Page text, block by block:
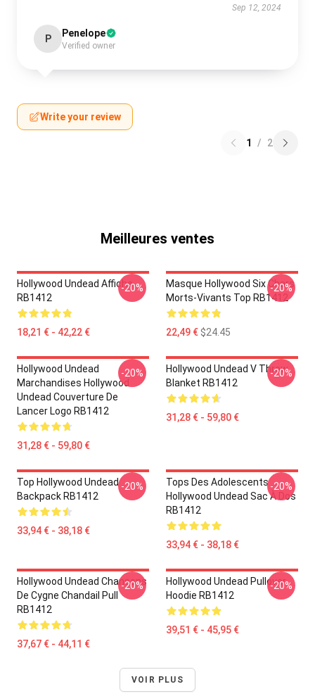
Sep 12, 2024
P Penelope
Verified owner
Write your review
1 / 2
Meilleures ventes
Hollywood Undead Affiche
RB1412
18,21 € - 42,22 €
-20%
Masque Hollywood Six Chars
Morts-Vivants Top RB1412
22,49 €$24.45
-20%
Hollywood Undead
Marchandises Hollywood
Undead Couverture De
Lancer Logo RB1412
31,28 € - 59,80 €
-20%
Hollywood Undead V Throw
Blanket RB1412
31,28 € - 59,80 €
-20%
Top Hollywood Undead
Backpack RB1412
33,94 € - 38,18 €
-20%
Tops Des Adolescents
Hollywood Undead Sac À Dos
RB1412
33,94 € - 38,18 €
-20%
Hollywood Undead Chansons
De Cygne Chandail Pull
RB1412
37,67 € - 44,11 €
-20%
Hollywood Undead Pullover
Hoodie RB1412
39,51 € - 45,95 €
-20%
VOIR PLUS